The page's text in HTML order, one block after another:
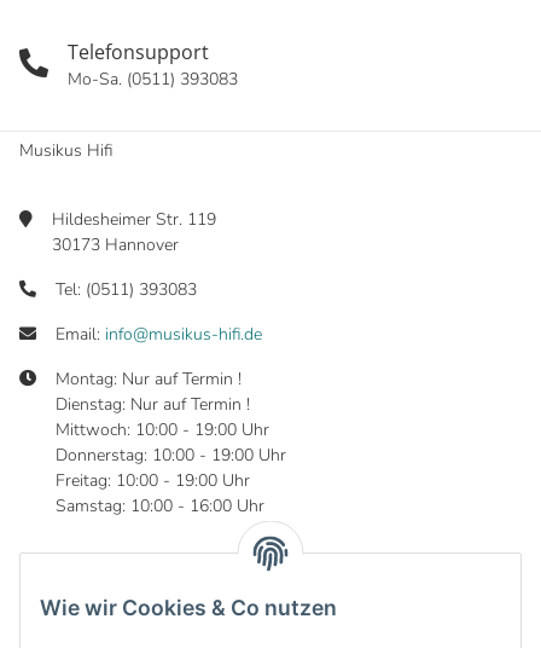
Wie wir Cookies & Co nutzen
Telefonsupport
Mo-Sa. (0511) 393083
Musikus Hifi
Hildesheimer Str. 119
30173 Hannover
Tel: (0511) 393083
Email: info@musikus-hifi.de
Montag: Nur auf Termin !
Dienstag: Nur auf Termin !
Mittwoch: 10:00 - 19:00 Uhr
Donnerstag: 10:00 - 19:00 Uhr
Freitag: 10:00 - 19:00 Uhr
Samstag: 10:00 - 16:00 Uhr
Informationen